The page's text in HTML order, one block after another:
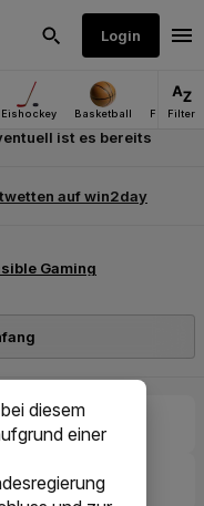
diesem
einer
ist es bereits